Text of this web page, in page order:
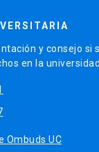
y consejo si
en la universidad.
Ombuds UC